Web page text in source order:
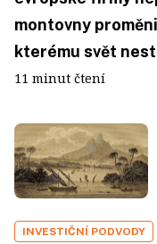
montovny
kterému svět
11 minut čtení
INVESTIČNÍ PODVODY